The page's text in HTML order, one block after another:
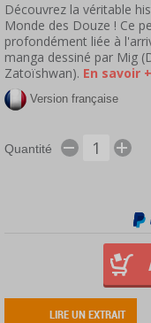
Découvrez la véritable
Monde des Douze ! Ce
profondément liée à
manga dessiné par Mig
Zatoïshwan). En savoir +
Version française
Quantité
LIRE UN EXTRAIT